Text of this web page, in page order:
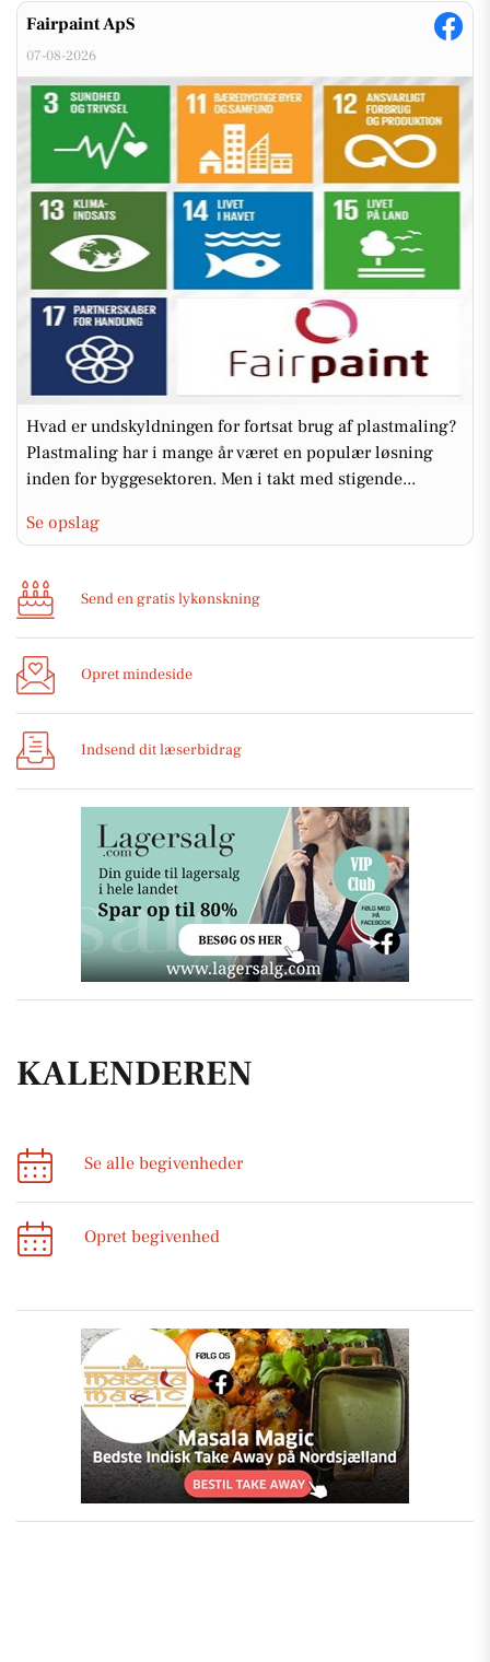
Fairpaint ApS
07-08-2026
Hvad er undskyldningen for fortsat brug af plastmaling?
Plastmaling har i mange år været en populær løsning
inden for byggesektoren. Men i takt med stigende...
Se opslag
Send en gratis lykønskning
Opret mindeside
Indsend dit læserbidrag
KALENDEREN
Se alle begivenheder
Opret begivenhed